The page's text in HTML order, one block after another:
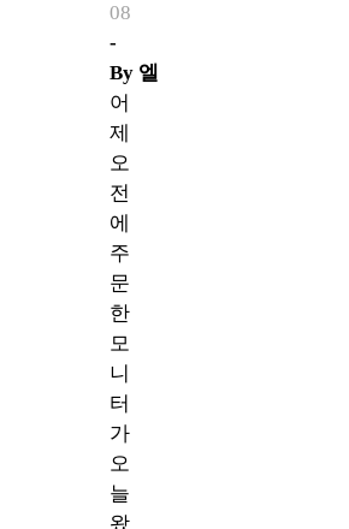
08
-
By 엘
어
제
오
전
에
주
문
한
모
니
터
가
오
늘
왔